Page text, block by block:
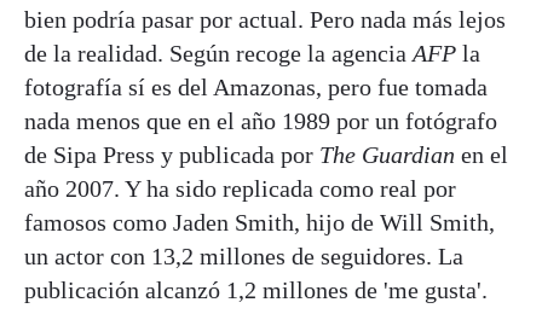
bien podría pasar por actual. Pero nada más lejos
de la realidad. Según recoge la agencia AFP la
fotografía sí es del Amazonas, pero fue tomada
nada menos que en el año 1989 por un fotógrafo
de Sipa Press y publicada por The Guardian en el
año 2007. Y ha sido replicada como real por
famosos como Jaden Smith, hijo de Will Smith,
un actor con 13,2 millones de seguidores. La
publicación alcanzó 1,2 millones de 'me gusta'.